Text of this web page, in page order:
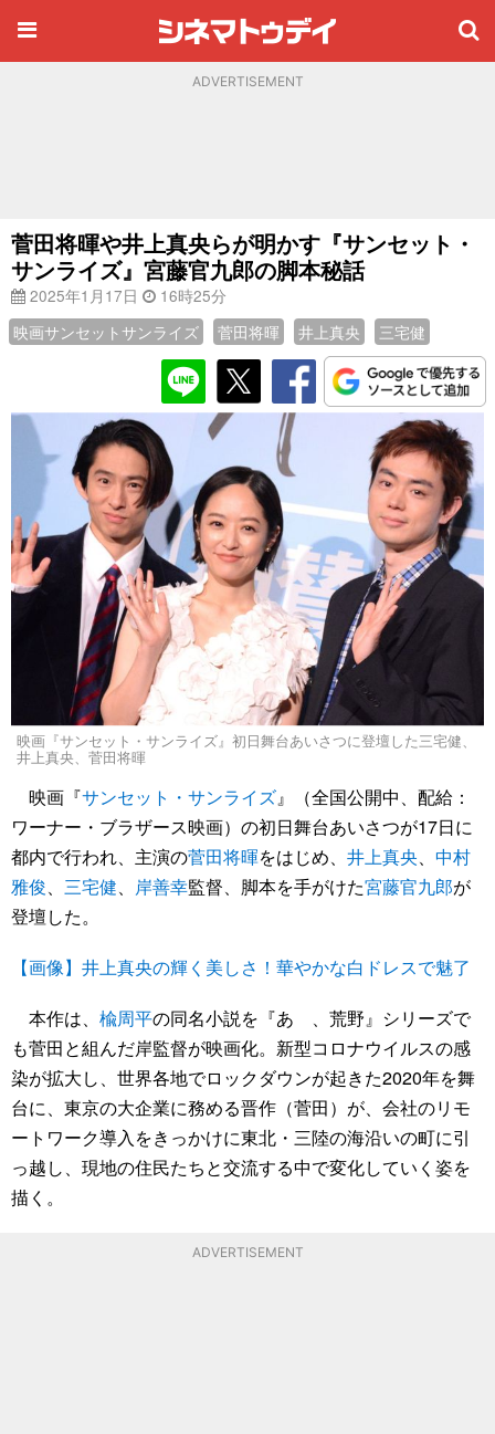
ADVERTISEMENT
菅田将暉や井上真央らが明かす『サンセット・
サンライズ』宮藤官九郎の脚本秘話
2025年1月17日
16時25分
映画サンセットサンライズ
菅田将暉 井上真央 三宅健
映画『サンセット・サンライズ』初日舞台あいさつに登壇した三宅健、
井上真央、菅田将暉
映画『サンセット・サンライズ』（全国公開中、配給：
ワーナー・ブラザース映画）の初日舞台あいさつが17日に
都内で行われ、主演の菅田将暉をはじめ、 井上真央
中村
雅俊
三宅健 岸善幸監督、脚本を手がけた宮藤官九郎が
登壇した。
【画像】井上真央の輝く美しさ！華やかな白ドレスで魅了
本作は、 楡周平の同名小説を『あゝ、荒野』シリーズで
も菅田と組んだ岸監督が映画化。新型コロナウイルスの感
染が拡大し、世界各地でロックダウンが起きた2020年を舞
台に、東京の大企業に務める晋作（菅田）が、会社のリモ
ートワーク導入をきっかけに東北・三陸の海沿いの町に引
っ越し、現地の住民たちと交流する中で変化していく姿を
描く。
ADVERTISEMENT